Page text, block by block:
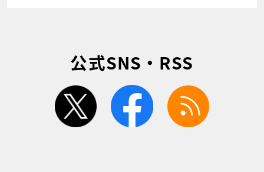
公式SNS・RSS
twitter facebook